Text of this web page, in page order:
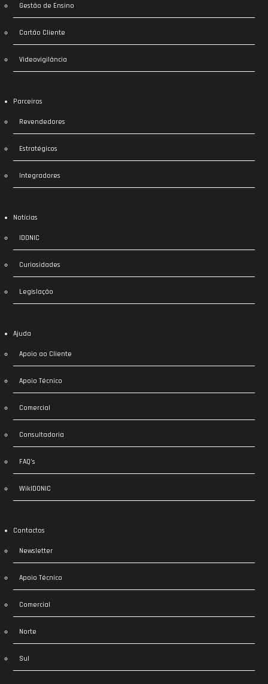
Gestão de Ensino
Cartão Cliente
Videovigilância
Parceiros
Revendedores
Estratégicos
Integradores
Notícias
IDONIC
Curiosidades
Legislação
Ajuda
Apoio ao Cliente
Apoio Técnico
Comercial
Consultadoria
FAQ’s
WikIDONIC
Contactos
Newsletter
Apoio Técnico
Comercial
Norte
Sul